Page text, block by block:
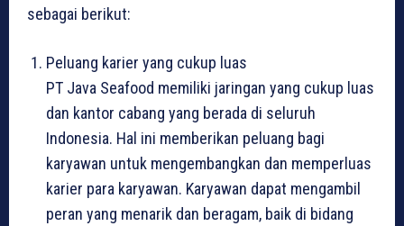
sebagai berikut:
Peluang karier yang cukup luas
PT Java Seafood memiliki jaringan yang cukup luas
dan kantor cabang yang berada di seluruh
Indonesia. Hal ini memberikan peluang bagi
karyawan untuk mengembangkan dan memperluas
karier para karyawan. Karyawan dapat mengambil
peran yang menarik dan beragam, baik di bidang